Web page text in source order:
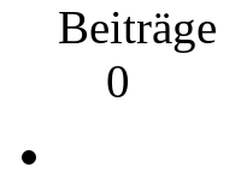
Beiträge
0